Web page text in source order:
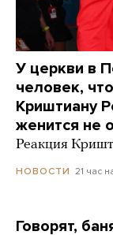
У церкви в
человек,
Криштиану
женится не
Реакция
НОВОСТИ 21 час
Говорят,